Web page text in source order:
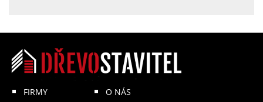
FIRMY
O NÁS